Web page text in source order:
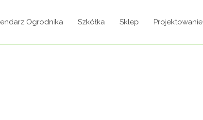
Ogrodnika Szkółka Sklep Projektowanie